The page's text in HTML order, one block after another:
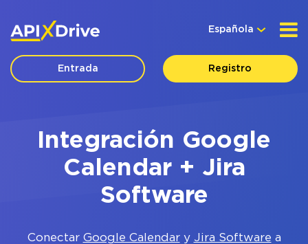
Española
Entrada Registro
Integración Google
Calendar + Jira
Software
Conectar Google Calendary Jira Software a